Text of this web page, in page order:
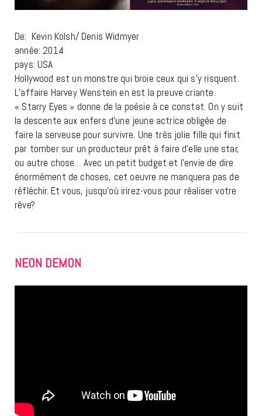
De: Kevin Kolsh/ Denis Widmyer
année: 2014
pays: USA
Hollywood est un monstre qui broie ceux qui s’y risquent.
L’affaire Harvey Wenstein en est la preuve criante.
« Starry Eyes » donne de la poésie à ce constat. On y suit
la descente aux enfers d’une jeune actrice obligée de
faire la serveuse pour survivre. Une très jolie fille qui finit
par tomber sur un producteur prêt à faire d’elle une star,
ou autre chose… Avec un petit budget et l’envie de dire
énormément de choses, cet oeuvre ne manquera pas de
réfléchir. Et vous, jusqu’où irirez-vous pour réaliser votre
rêve?
NEON DEMON